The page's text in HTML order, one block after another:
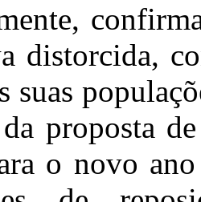
distorcida,
suas
da proposta
o novo